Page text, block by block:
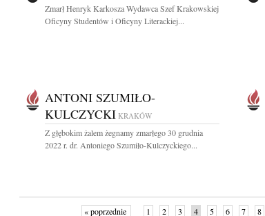
Zmarł Henryk Karkosza Wydawca Szef Krakowskiej
Oficyny Studentów i Oficyny Literackiej...
ANTONI SZUMIŁO-
KULCZYCKI KRAKÓW
Z głębokim żalem żegnamy zmarłego 30 grudnia
2022 r. dr. Antoniego Szumiło-Kulczyckiego...
« poprzednie 1 2 3 4 5 6 7 8